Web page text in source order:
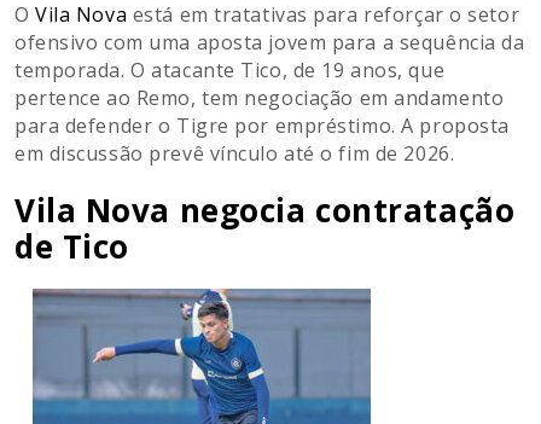
OVila Nova está em tratativas para reforçar o setor
ofensivo com uma aposta jovem para a sequência da
temporada. O atacante Tico, de 19 anos, que
pertence ao Remo, tem negociação em andamento
para defender o Tigre por empréstimo. A proposta
em discussão prevê vínculo até o fim de 2026.
Vila Nova negocia contratação
de Tico